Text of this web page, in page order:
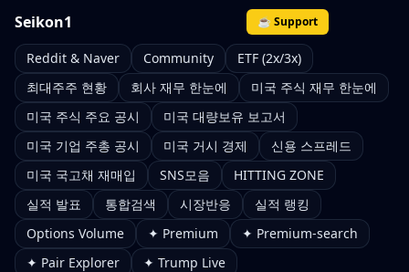
Seikon1 ☕ Support
Reddit & Naver Community
ETF (2x/3x)
최대주주 현황
회사 재무 한눈에
미국 주식 재무 한눈에
미국 주식 주요 공시
미국 대량보유 보고서
미국 기업 주총 공시
미국 거시 경제
신용 스프레드
미국 국고채 재매입
SNS모음
HITTING ZONE
실적 발표
통합검색 시장반응
실적 랭킹
Options Volume
✦ Premium
✦ Premium-search
✦ Pair Explorer
✦ Trump Live